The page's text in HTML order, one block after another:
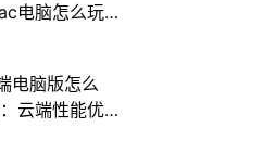
电脑怎么玩
电脑版怎么
云端性能优